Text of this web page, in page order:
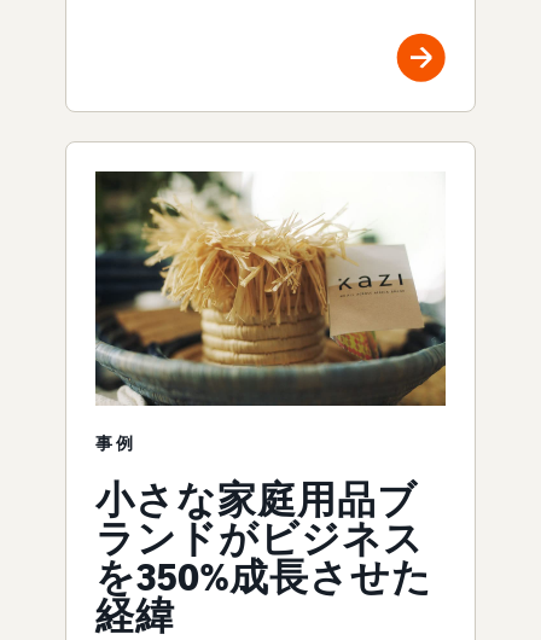
事例
小さな家庭用品ブ
ランドがビジネス
を350%成長させた
経緯